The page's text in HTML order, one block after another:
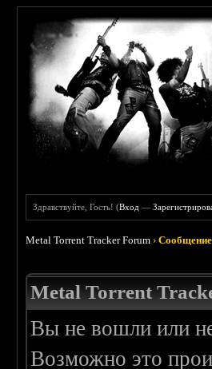
Здравствуйте, Гость! (Вход —
Metal Torrent Tracker Forum ›
Metal Torrent
Вы не вошли или
Возможно это